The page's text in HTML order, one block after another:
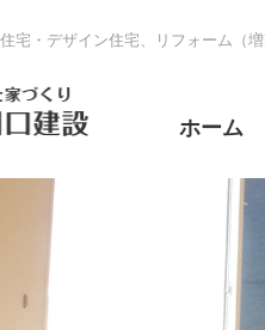
宅・デザイン住宅、リフォーム（
ホーム